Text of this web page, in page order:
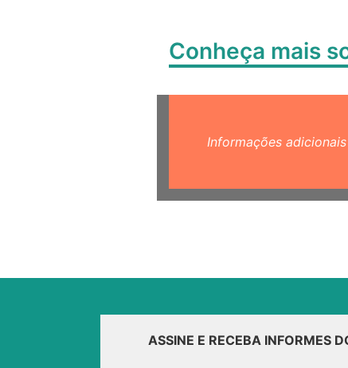
Conheça mais
Informações adicionais
ASSINE E RECEBA INFORMES